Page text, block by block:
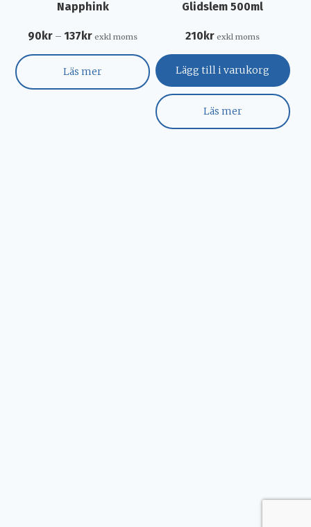
Napphink
90kr – 137kr exkl moms
Läs mer
Glidslem 500ml
210kr exkl moms
Lägg till i varukorg
Läs mer